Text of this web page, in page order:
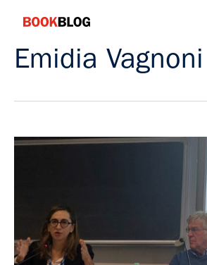
contenuto
Bookblog
Emidia Vagnoni